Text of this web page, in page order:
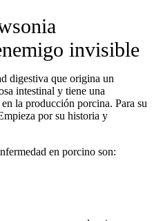
invisible
digestiva que origina un
intestinal y tiene una
la producción porcina. Para su
por su historia y
en porcino son: